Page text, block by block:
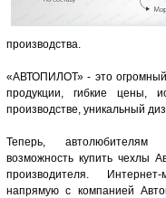
производства.
«АВТОПИЛОТ» - это огромный
продукции, гибкие цены,
производстве, уникальный
Теперь, автолюбителям
возможность купить чехлы
производителя.
напрямую с компанией